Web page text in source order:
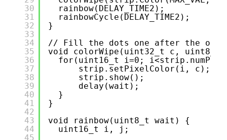
30
31
32
33
34
35
36
37
38
39
40
41
42
43
44
45
rainbow(DELAY_TIME2);
rainbowCycle(DELAY_TIME2);
}
// Fill the dots one after the
void colorWipe(uint32_t c,
for(uint16_t i=0;
strip.setPixelColor(i, c);
strip.show();
delay(wait);
}
}
void rainbow(uint8_t wait) {
uint16_t i, j;